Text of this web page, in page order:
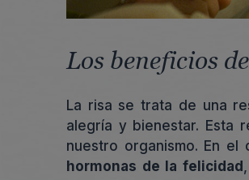
Los beneficios
La risa se trata de una
alegría y bienestar. Esta
nuestro organismo. En el
hormonas de la felicidad